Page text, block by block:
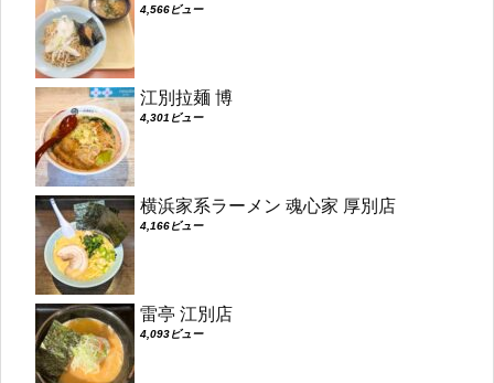
4,566ビュー
江別拉麺 博
4,301ビュー
横浜家系ラーメン 魂心家 厚別店
4,166ビュー
雷亭 江別店
4,093ビュー